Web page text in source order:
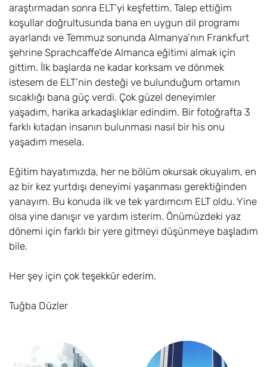
araştırmadan sonra ELT’yi keşfettim. Talep ettiğim
koşullar doğrultusunda bana en uygun dil programı
ayarlandı ve Temmuz sonunda Almanya’nın Frankfurt
şehrine Sprachcaffe’de Almanca eğitimi almak için
gittim. İlk başlarda ne kadar korksam ve dönmek
istesem de ELT’nin desteği ve bulunduğum ortamın
sıcaklığı bana güç verdi. Çok güzel deneyimler
yaşadım, harika arkadaşlıklar edindim. Bir fotoğrafta 3
farklı kıtadan insanın bulunması nasıl bir his onu
yaşadım mesela.
Eğitim hayatımızda, her ne bölüm okursak okuyalım, en
az bir kez yurtdışı deneyimi yaşanması gerektiğinden
yanayım. Bu konuda ilk ve tek yardımcım ELT oldu. Yine
olsa yine danışır ve yardım isterim. Önümüzdeki yaz
dönemi için farklı bir yere gitmeyi düşünmeye başladım
bile.
Her şey için çok teşekkür ederim.
Tuğba Düzler